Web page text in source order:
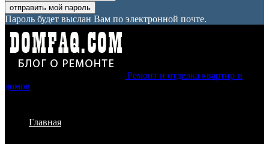
Пароль будет выслан Вам по электронной почте.
Ремонт и отделка квартир и
домов
Главная